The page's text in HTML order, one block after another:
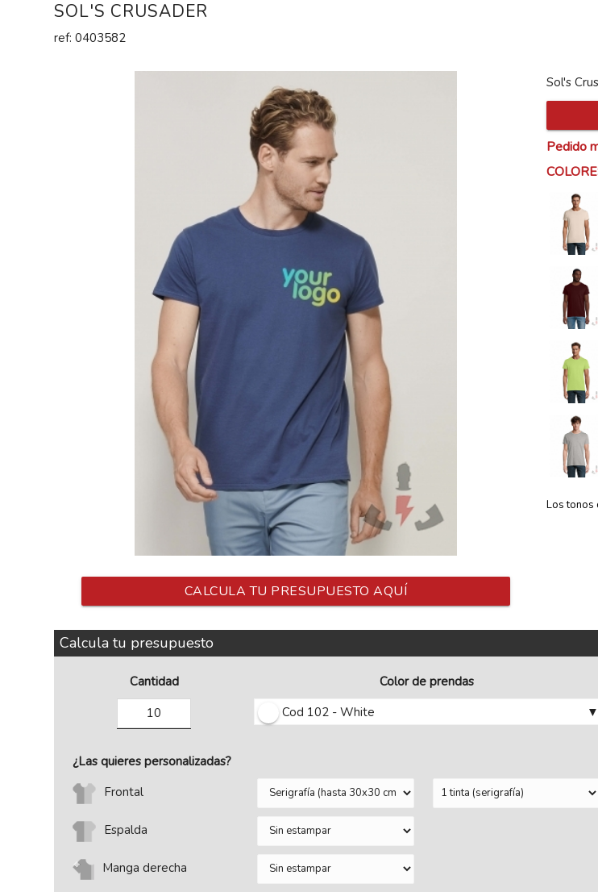
SOL'S CRUSADER
ref: 0403582
CALCULA TU PRESUPUESTO AQUÍ
Sol's
Pedido
Los tonos
Calcula tu presupuesto
Cantidad
Color de prendas
Cod 102 - White
▼
¿Las quieres personalizadas?
Frontal
Espalda
Manga derecha